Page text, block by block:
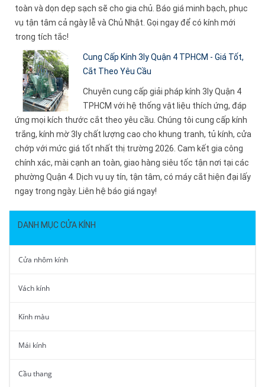
toàn và dọn dẹp sạch sẽ cho gia chủ. Báo giá minh bạch, phục
vụ tận tâm cả ngày lễ và Chủ Nhật. Gọi ngay để có kính mới
trong tích tắc!
Cung Cấp Kính 3ly Quận 4 TPHCM - Giá Tốt,
Cắt Theo Yêu Cầu
Chuyên cung cấp giải pháp kính 3ly Quận 4
TPHCM với hệ thống vật liệu thích ứng, đáp
ứng mọi kích thước cắt theo yêu cầu. Chúng tôi cung cấp kính
trắng, kính mờ 3ly chất lượng cao cho khung tranh, tủ kính, cửa
chớp với mức giá tốt nhất thị trường 2026. Cam kết gia công
chính xác, mài cạnh an toàn, giao hàng siêu tốc tận nơi tại các
phường Quận 4. Dịch vụ uy tín, tận tâm, có máy cắt hiện đại lấy
ngay trong ngày. Liên hệ báo giá ngay!
DANH MỤC CỬA KÍNH
Cửa nhôm kính
Vách kính
Kính màu
Mái kính
Cầu thang